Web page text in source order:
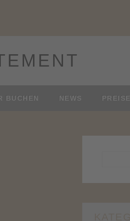
BUCHEN NEWS PREISE